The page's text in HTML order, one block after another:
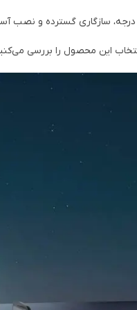
انتخاب این محصول را بررسی